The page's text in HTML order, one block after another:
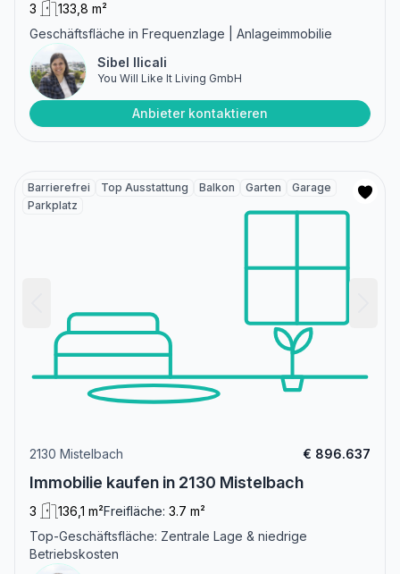
3
133,8 m²
Geschäftsfläche in Frequenzlage | Anlageimmobilie
Sibel Ilicali
You Will Like It Living GmbH
Anbieter kontaktieren
Barrierefrei Top Ausstattung Balkon Garten
Garage
Parkplatz
2130 Mistelbach € 896.637
Immobilie kaufen in 2130 Mistelbach
3 136,1 m²Freifläche: 3.7 m²
Top-Geschäftsfläche: Zentrale Lage & niedrige
Betriebskosten